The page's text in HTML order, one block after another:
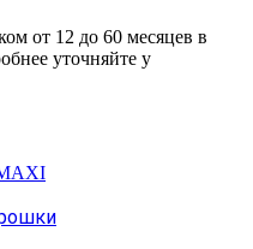
от 12 до 60 месяцев в
уточняйте у